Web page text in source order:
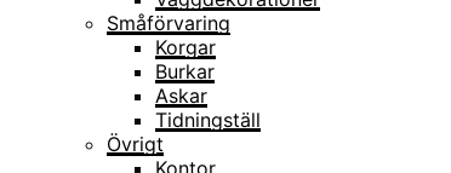
Småförvaring
Korgar
Burkar
Askar
Tidningställ
Övrigt
Kontor